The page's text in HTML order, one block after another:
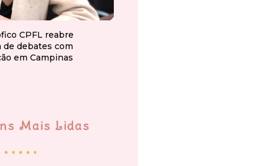
CPFL reabre
de debates com
em Campinas
Mais Lidas